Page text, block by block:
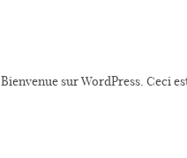
Bienvenue sur WordPress. Ceci